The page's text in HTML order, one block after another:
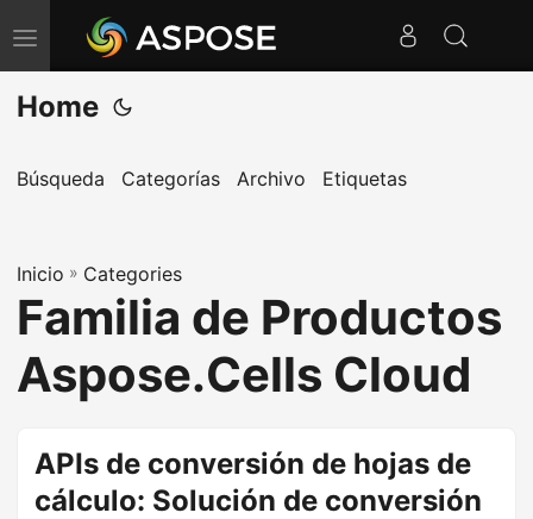
A
l
t
r
r
n
a
v
a
Home
Búsqueda Categorías Archivo Etiquetas
Inicio » Categories
Familia de Productos
Aspose.Cells Cloud
APIs de conversión de hojas de
cálculo: Solución de conversión